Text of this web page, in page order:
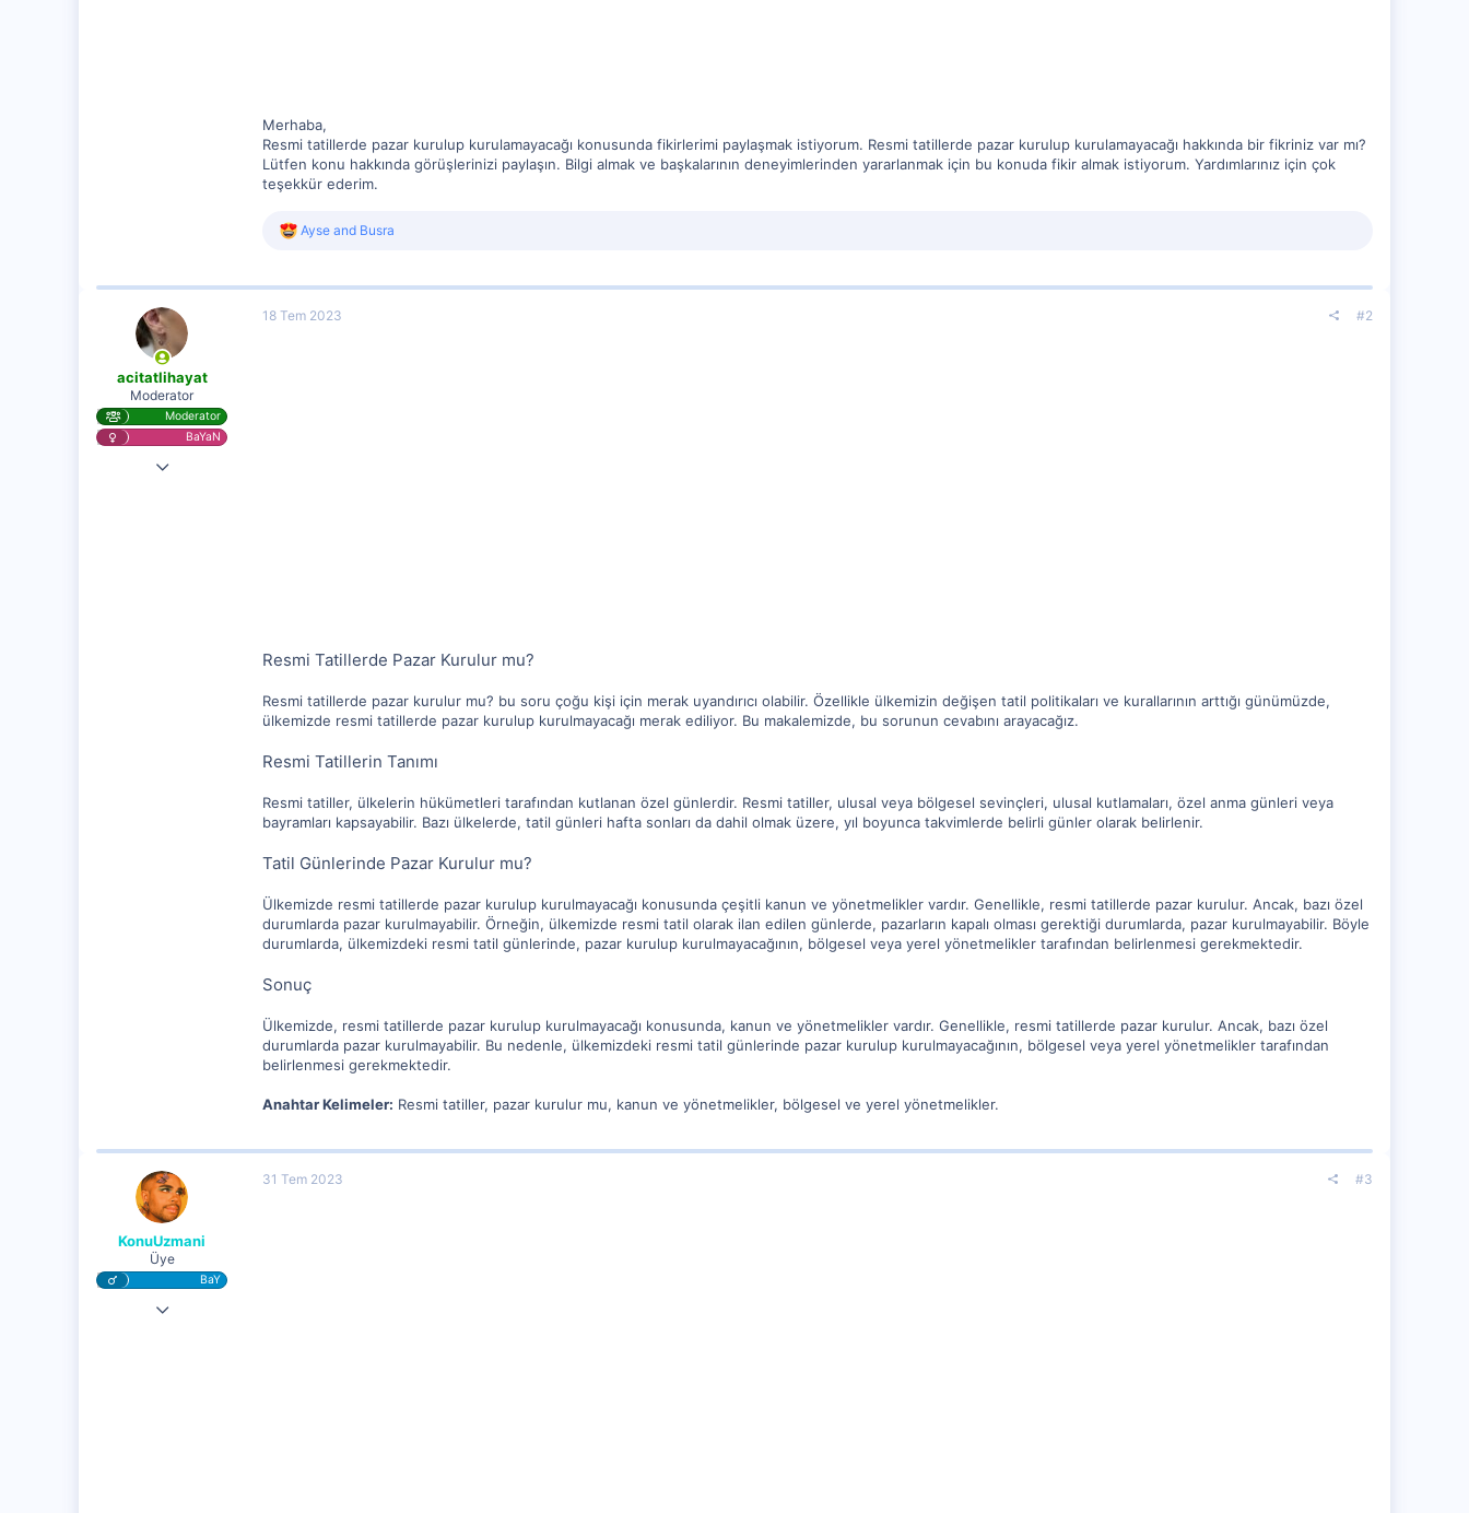
Merhaba,
Resmi tatillerde pazar kurulup kurulamayacağı konusunda fikirlerimi paylaşmak istiyorum. Resmi tatillerde pazar kurulup kurulamayacağı hakkında bir fikriniz var mı?
Lütfen konu hakkında görüşlerinizi paylaşın. Bilgi almak ve başkalarının deneyimlerinden yararlanmak için bu konuda fikir almak istiyorum. Yardımlarınız için çok
teşekkür ederim.
R
c
i
Ayse and Busra
acitatlihayat
Moderator
Moderator
BaYaN
28 Kas 2020
18 Tem 2023 #2
Resmi Tatillerde Pazar Kurulur mu?
Resmi tatillerde pazar kurulur mu? bu soru çoğu kişi için merak uyandırıcı olabilir. Özellikle ülkemizin değişen tatil politikaları ve kurallarının arttığı günümüzde,
ülkemizde resmi tatillerde pazar kurulup kurulmayacağı merak ediliyor. Bu makalemizde, bu sorunun cevabını arayacağız.
Resmi Tatillerin Tanımı
Resmi tatiller, ülkelerin hükümetleri tarafından kutlanan özel günlerdir. Resmi tatiller, ulusal veya bölgesel sevinçleri, ulusal kutlamaları, özel anma günleri veya
bayramları kapsayabilir. Bazı ülkelerde, tatil günleri hafta sonları da dahil olmak üzere, yıl boyunca takvimlerde belirli günler olarak belirlenir.
Tatil Günlerinde Pazar Kurulur mu?
Ülkemizde resmi tatillerde pazar kurulup kurulmayacağı konusunda çeşitli kanun ve yönetmelikler vardır. Genellikle, resmi tatillerde pazar kurulur. Ancak, bazı özel
durumlarda pazar kurulmayabilir. Örneğin, ülkemizde resmi tatil olarak ilan edilen günlerde, pazarların kapalı olması gerektiği durumlarda, pazar kurulmayabilir. Böyle
durumlarda, ülkemizdeki resmi tatil günlerinde, pazar kurulup kurulmayacağının, bölgesel veya yerel yönetmelikler tarafından belirlenmesi gerekmektedir.
Sonuç
Ülkemizde, resmi tatillerde pazar kurulup kurulmayacağı konusunda, kanun ve yönetmelikler vardır. Genellikle, resmi tatillerde pazar kurulur. Ancak, bazı özel
durumlarda pazar kurulmayabilir. Bu nedenle, ülkemizdeki resmi tatil günlerinde pazar kurulup kurulmayacağının, bölgesel veya yerel yönetmelikler tarafından
belirlenmesi gerekmektedir.
Anahtar Kelimeler: Resmi tatiller, pazar kurulur mu, kanun ve yönetmelikler, bölgesel ve yerel yönetmelikler.
KonuUzmani
Üye
BaY
30 Tem 2023
31 Tem 2023 #3